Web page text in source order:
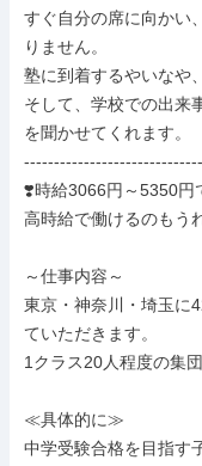
すぐ自分の席に向かい
りません。
塾に到着するやいなや
そして、学校での出来
を聞かせてくれます。
❣️時給3066円～5350円
高時給で働けるのもう
～仕事内容～
東京・神奈川・埼玉に
ていただきます。
1クラス20人程度の集
≪具体的に≫
中学受験合格を目指す